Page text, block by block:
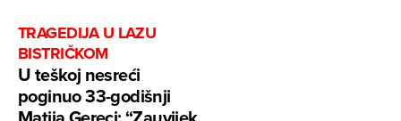
TRAGEDIJA U LAZU
BISTRIČKOM
U teškoj nesreći
poginuo 33-godišnji